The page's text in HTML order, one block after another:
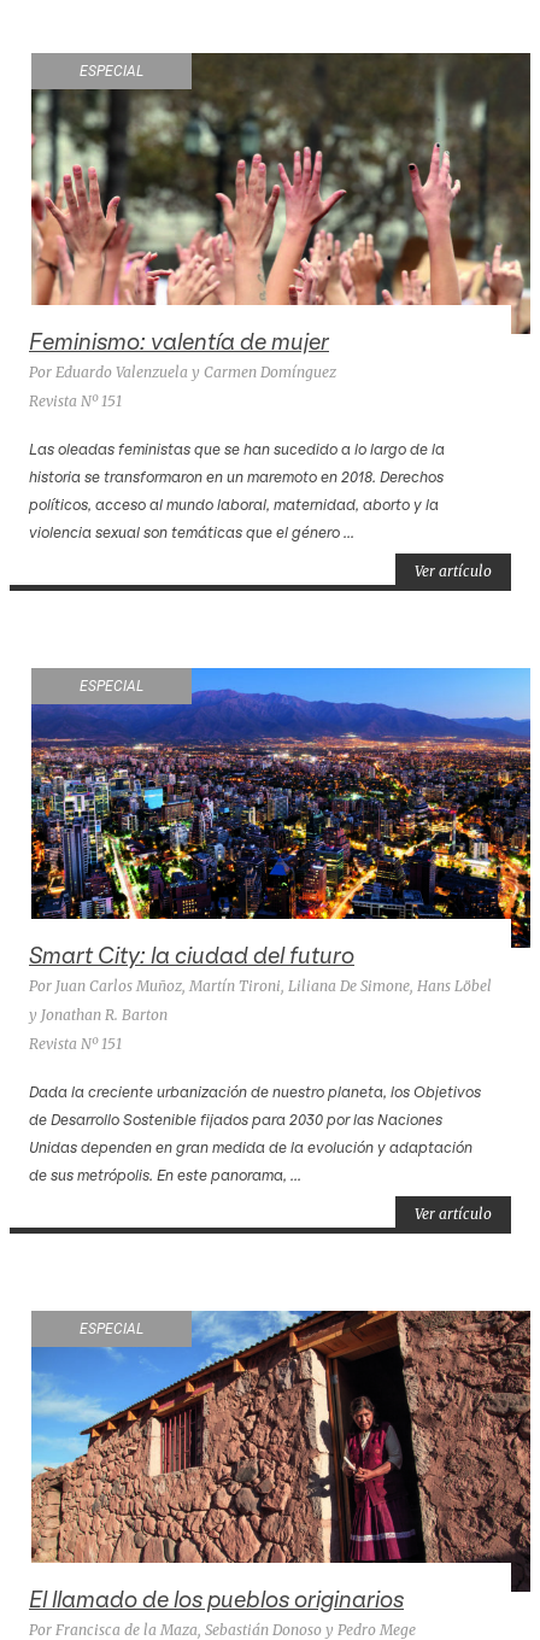
ESPECIAL
Feminismo: valentía de mujer
Por Eduardo Valenzuela y Carmen Domínguez
Revista Nº 151
Las oleadas feministas que se han sucedido a lo largo de la
historia se transformaron en un maremoto en 2018. Derechos
políticos, acceso al mundo laboral, maternidad, aborto y la
violencia sexual son temáticas que el género ...
Ver artículo
ESPECIAL
Smart City: la ciudad del futuro
Por Juan Carlos Muñoz, Martín Tironi, Liliana De Simone, Hans Löbel
y Jonathan R. Barton
Revista Nº 151
Dada la creciente urbanización de nuestro planeta, los Objetivos
de Desarrollo Sostenible fijados para 2030 por las Naciones
Unidas dependen en gran medida de la evolución y adaptación
de sus metrópolis. En este panorama, ...
Ver artículo
ESPECIAL
El llamado de los pueblos originarios
Por Francisca de la Maza, Sebastián Donoso y Pedro Mege